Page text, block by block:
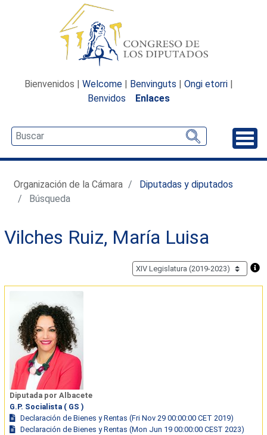
Bienvenidos | Welcome | Benvinguts | Ongi etorri |
Benvidos
Enlaces
Organización de la Cámara
Diputadas y diputados
Búsqueda
Vilches Ruiz, María Luisa
Diputada por Albacete
G.P. Socialista ( GS )
Declaración de Bienes y Rentas (Fri Nov 29 00:00:00 CET 2019)
Declaración de Bienes y Rentas (Mon Jun 19 00:00:00 CEST 2023)